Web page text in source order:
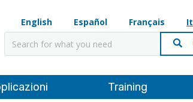
English Español Français
Cerca
Training